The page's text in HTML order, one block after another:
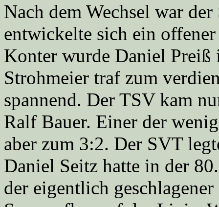
Nach dem Wechsel war
entwickelte sich ein
Konter wurde Daniel
Strohmeier traf zum
spannend. Der TSV kam
Ralf Bauer. Einer der
aber zum 3:2. Der SVT
Daniel Seitz hatte in der
der eigentlich